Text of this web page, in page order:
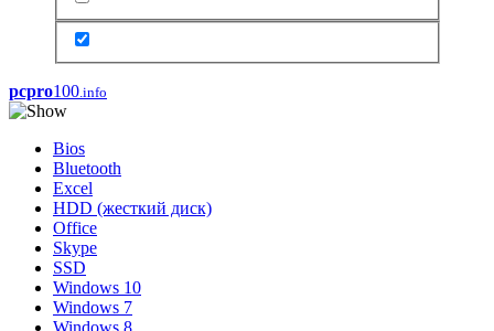
pcpro100.info
Bios
Bluetooth
Excel
HDD (жесткий диск)
Office
Skype
SSD
Windows 10
Windows 7